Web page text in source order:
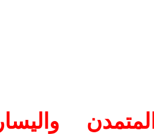
واليسار